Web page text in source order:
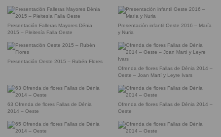
Presentación Falleras Mayores Dénia
2015 – Pleitesía Falla Oeste
Presentación infantil Oeste 2016 – María
y Nuria
Presentación Oeste 2015 – Rubén Flores
Ofrenda de flores Fallas de Dénia 2014 –
Oeste – Joan Martí y Leyre Ivars
63 Ofrenda de flores Fallas de Dénia
2014 – Oeste
Ofrenda de flores Fallas de Dénia 2014 –
Oeste